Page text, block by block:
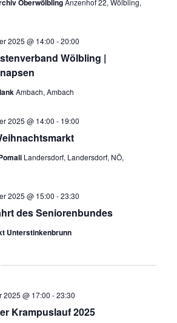
OberwölblingAnzenhof 22, Wölbling,
Wölbling |
2025 @ 14:00 -20:00
Ambach, Ambach
2025 @ 14:00 - 19:00
Landersdorf, Landersdorf, NÖ,
des Seniorenbundes
2025 @ 15:00 -23:30
Unterstinkenbrunn
Krampuslauf 2025
2025 @ 17:00 -23:30